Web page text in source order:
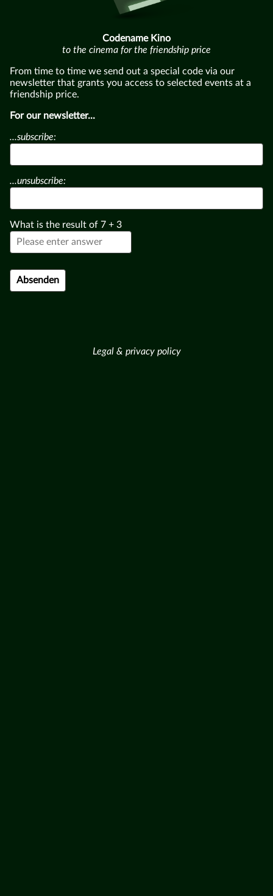
Codename Kino
to the cinema for the friendship price
From time to time we send out a special code via our
newsletter that grants you access to selected events at a
friendship price.
For our newsletter...
...subscribe:
...unsubscribe:
What is the result of 7 + 3
Legal & privacy policy